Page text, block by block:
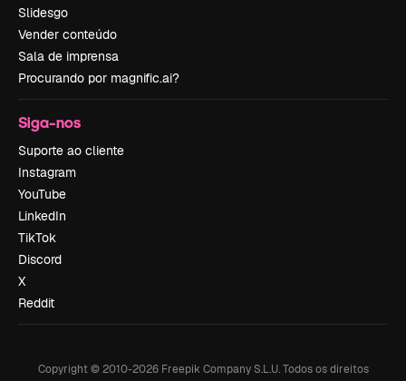
Slidesgo
Vender conteúdo
Sala de imprensa
Procurando por magnific.ai?
Siga-nos
Suporte ao cliente
Instagram
YouTube
LinkedIn
TikTok
Discord
X
Reddit
Copyright © 2010-2026Freepik Company S.L.U. Todos os direitos